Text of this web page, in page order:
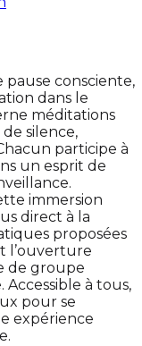
pause consciente,
dans le
méditations
silence,
participe à
un esprit de
immersion
direct à la
proposées
l’ouverture
de groupe
Accessible à tous,
pour se
expérience